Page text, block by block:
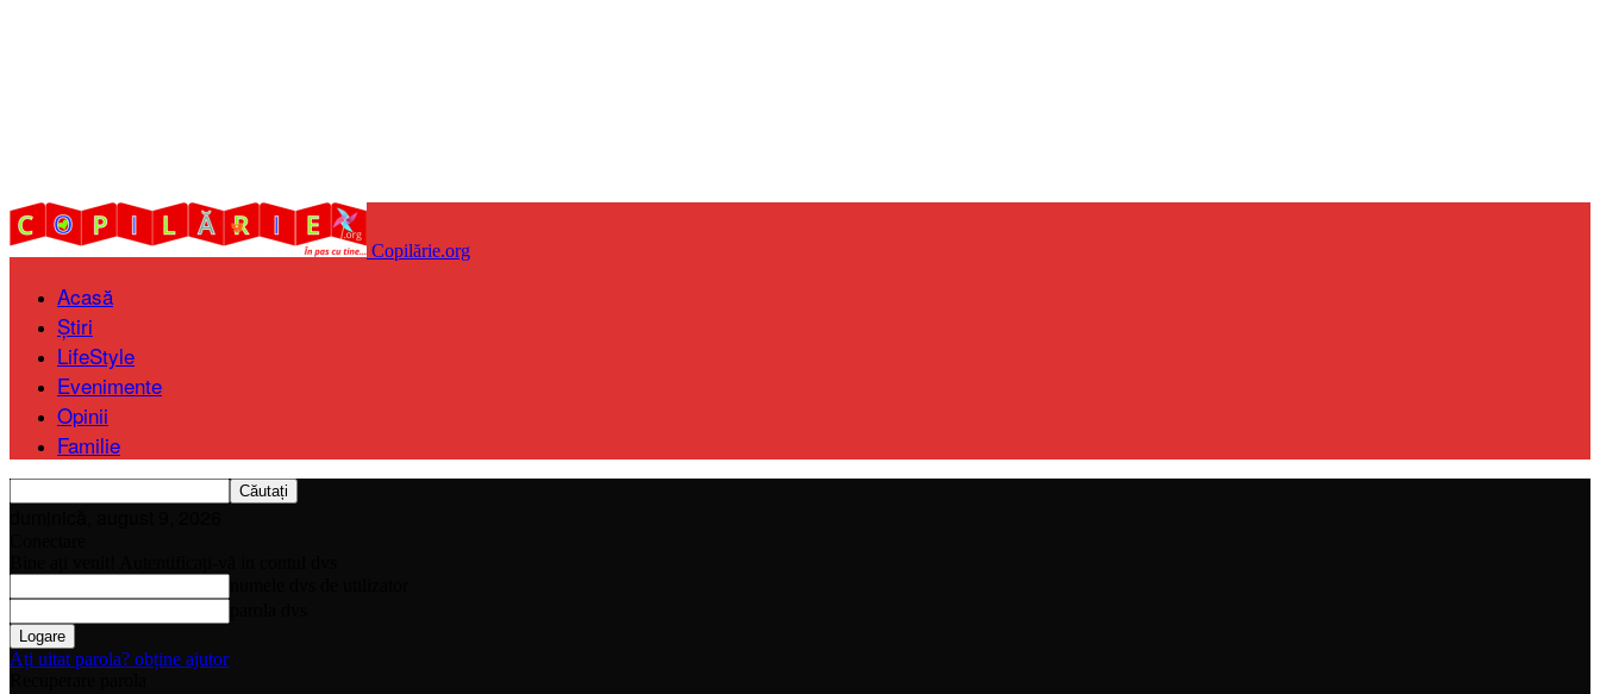
Copilărie.org
Acasă
Știri
LifeStyle
Evenimente
Opinii
Familie
Ați uitat parola? obține ajutor